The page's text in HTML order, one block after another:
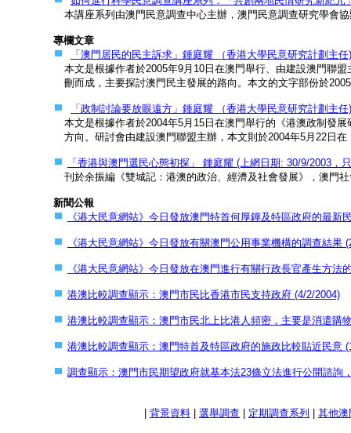
本講座系列由澳門民意調查中心主辦，澳門民意調查研究學會
專欄文章
「澳門居民的民主訴求」鍾庭耀 （香港大學民意研究計劃主
本文是根據作者於2005年9月10日在澳門舉行、由建設澳門聯
刪而成，主要探討澳門民主發展的路向。本文的文字部份於
「政制討論要放眼遠方」鍾庭耀 （香港大學民意研究計劃主
本文是根據作者於2004年5月15日在澳門舉行的《港澳政制發
方向。研討會由建設澳門聯盟主辦，本文則於2004年5月22日
「香港與澳門選民心態初探」 鍾庭耀 (上網日期: 30/9/2003，
刊於余振編《雙城記：港澳的政治、經濟及社會發展》，澳門
新聞公報
《港大民意網站》今日發放澳門特首何厚鏵及特區政府的最新
《港大民意網站》今日發放有關澳門公用事業機構的調查結果
《港大民意網站》今日發放在澳門進行有關行政長官產生方法
港澳比較調查顯示：澳門市民比香港市民支持政府 (4/2/2004)
港澳比較調查顯示：澳門市民北上比港人頻密，主要是消遣購
港澳比較調查顯示：澳門特首及特區政府的施政比較貼近民意
調查顯示：澳門市民期望政府就基本法23條立法進行公開諮詢
背景資料 選舉調查 定期調查系列 其他澳